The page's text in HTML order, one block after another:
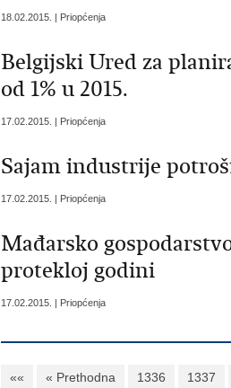
18.02.2015. | Priopćenja
Belgijski Ured za
od 1% u 2015.
17.02.2015. | Priopćenja
Sajam industrije
17.02.2015. | Priopćenja
Mađarsko
protekloj godini
17.02.2015. | Priopćenja
«« « Prethodna 1336 1337